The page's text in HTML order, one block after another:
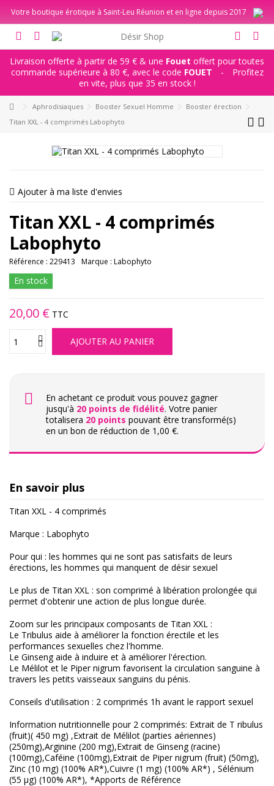
Votre boutique érotique à Saint-Leu Réunion et en ligne depuis 2017
Livraison offerte à partir de 59 € & une Fouet offert pour toutes
commande supérieure à 80 €, avec le code FOUET -
Profitez
en vite, plus que 35 en stock !
Aphrodisiaques Booster Sexuel Homme
Booster érection
Titan XXL - 4 comprimés Labophyto
Ajouter à ma liste d'envies
Titan XXL - 4 comprimés
Labophyto
Référence : 229413 Marque : Labophyto
En stock
20,00 € TTC
AJOUTER AU PANIER
En achetant ce produit vous pouvez gagner
jusqu'à 20 points de fidélité. Votre panier
totalisera 20 points pouvant être transformé(s)
en un bon de réduction de 1,00 €.
En savoir plus
Titan XXL - 4 comprimés
Marque : Labophyto
Pour qui : les hommes qui ne sont pas satisfaits de leurs
érections, les hommes qui manquent de désir sexuel
Le plus de Titan XXL : son comprimé à libération prolongée qui
permet d'obtenir une action de plus longue durée.
Zoom sur les principaux composants de Titan XXL :
Le Tribulus aide à améliorer la fonction érectile et les
performances sexuelles chez l'homme.
Le Ginseng aide à induire et à améliorer l'érection.
Le Mélilot et le Piper nigrum favorisent la circulation sanguine à
travers les petits vaisseaux sanguins du pénis.
Conseils d'utilisation : 2 comprimés 1h avant le rapport sexuel
Information nutritionnelle pour 2 comprimés: Extrait de T ribulus
(fruit)( 450 mg) ,Extrait de Mélilot (parties aériennes)
(250mg),Arginine (200 mg),Extrait de Ginseng (racine)
(100mg),Caféine (100mg),Extrait de Piper nigrum (fruit) (50mg),
Zinc (10 mg) (100% AR*),Cuivre (1 mg) (100% AR*) , Sélénium
(55 μg) (100% AR*), *Apports de Référence